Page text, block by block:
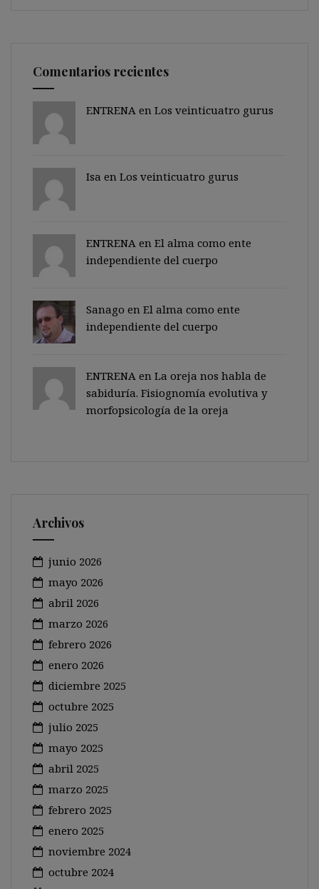
Comentarios recientes
ENTRENA en Los veinticuatro gurus
Isa en Los veinticuatro gurus
ENTRENA en El alma como ente
independiente del cuerpo
Sanago en El alma como ente
independiente del cuerpo
ENTRENA en La oreja nos habla de
sabiduría. Fisiognomía evolutiva y
morfopsicología de la oreja
Archivos
junio 2026
mayo 2026
abril 2026
marzo 2026
febrero 2026
enero 2026
diciembre 2025
octubre 2025
julio 2025
mayo 2025
abril 2025
marzo 2025
febrero 2025
enero 2025
noviembre 2024
octubre 2024